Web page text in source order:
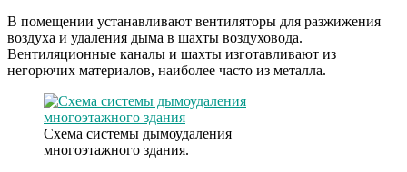
В помещении устанавливают вентиляторы для разжижения
воздуха и удаления дыма в шахты воздуховода.
Вентиляционные каналы и шахты изготавливают из
негорючих материалов, наиболее часто из металла.
Схема системы дымоудаления
многоэтажного здания.